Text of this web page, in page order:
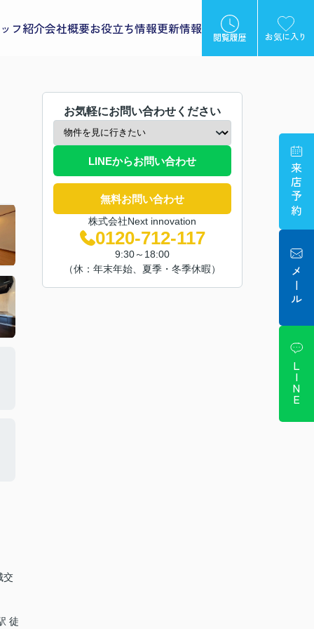
フ紹介会社概要お役立ち情報更新情報
閲覧履歴 お気に入り
来店予約
メール
LINE
交
徒
お気軽にお問い合わせください
LINEからお問い合わせ
無料お問い合わせ
株式会社Next innovation
0120-712-117
9:30～18:00
（休：年末年始、夏季・冬季休暇）